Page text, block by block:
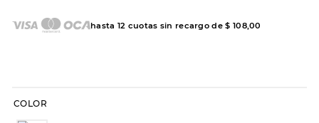
hasta 12 cuotas sin recargo de$ 108,00
COLOR
9.
slip-ins